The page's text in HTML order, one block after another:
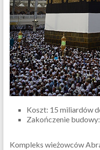
Koszt: 15 miliardów
Zakończenie
Kompleks wieżowców